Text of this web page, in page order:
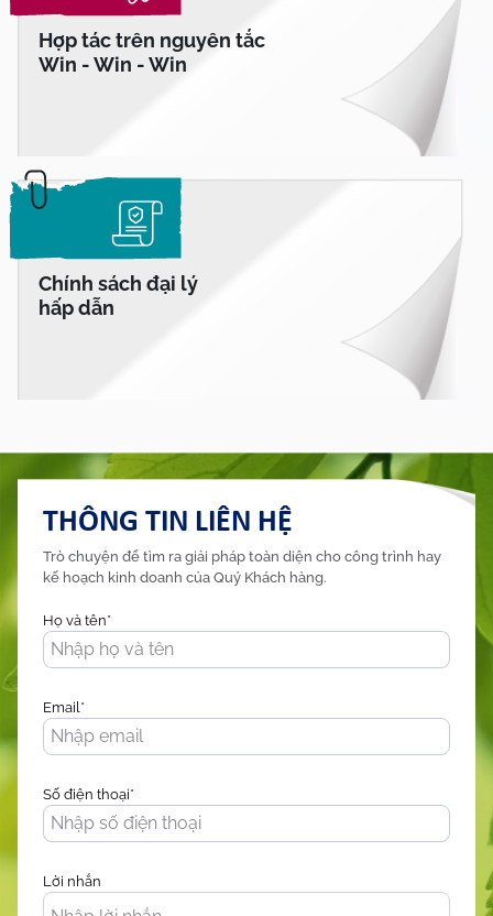
Hợp tác trên nguyên tắc
Win - Win - Win
Chính sách đại lý
hấp dẫn
THÔNG TIN LIÊN HỆ
Trò chuyện để tìm ra giải pháp toàn diện cho công trình hay
kế hoạch kinh doanh của Quý Khách hàng.
Họ và tên*
Email*
Số điện thoại*
Lời nhắn